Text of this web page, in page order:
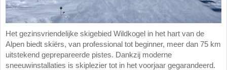
Het gezinsvriendelijke skigebied Wildkogel in het hart van de
Alpen biedt skiërs, van professional tot beginner, meer dan 75 km
uitstekend geprepareerde pistes. Dankzij moderne
sneeuwinstallaties is skiplezier tot in het voorjaar gegarandeerd.